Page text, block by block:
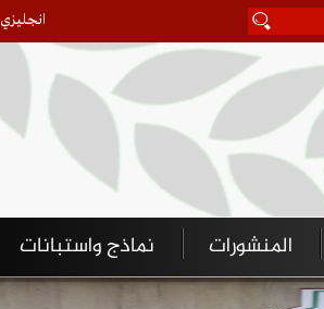
انجليزي
المنشورات نماذج واستبانات